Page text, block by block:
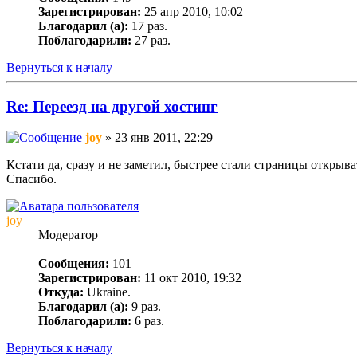
Зарегистрирован: 25 апр 2010, 10:02
Благодарил (а): 17 раз.
Поблагодарили: 27 раз.
Вернуться к началу
Re: Переезд на другой хостинг
joy » 23 янв 2011, 22:29
Кстати да, сразу и не заметил, быстрее стали страницы
Спасибо.
joy
Модератор
Сообщения: 101
Зарегистрирован: 11 окт 2010, 19:32
Откуда: Ukraine.
Благодарил (а): 9 раз.
Поблагодарили: 6 раз.
Вернуться к началу